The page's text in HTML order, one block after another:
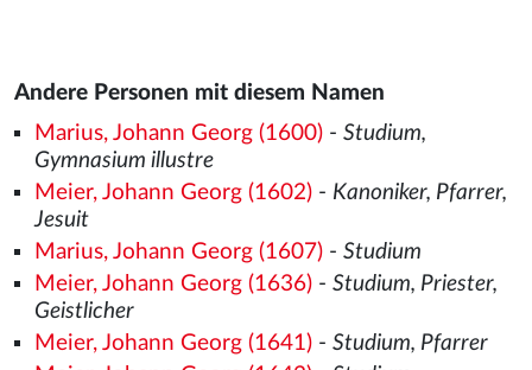
Andere Personen mit diesem Namen
Marius, Johann Georg (1600)- Studium,
Gymnasium illustre
Meier, Johann Georg (1602)- Kanoniker, Pfarrer,
Jesuit
Marius, Johann Georg (1607)- Studium
Meier, Johann Georg (1636)- Studium, Priester,
Geistlicher
Meier, Johann Georg (1641)- Studium, Pfarrer